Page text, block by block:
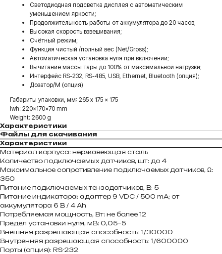
Светодиодная подсветка дисплея с автоматическим
уменьшением яркости;
Продолжительность работы от аккумулятора до 20 часов;
Высокая скорость взвешивания;
Счётный режим;
Функция чистый /полный вес (Net/Gross);
Автоматическая установка нуля при включении;
Вычитание массы тары до 100% от максимальной нагрузки;
Интерфейс RS-232, RS-485, USB, Ethernet, Bluetooth (опция);
Дозатор/М (опция)
Габариты упаковки, мм: 265 x 175 x 175
lwh: 220x170x70 mm
Weight: 2600 g
Характеристики
Файлы для скачивания
Характеристики
Материал корпуса: нержавеющая сталь
Количество подключаемых датчиков, шт: до 4
Максимальное сопротивление подключаемых датчиков, Ω:
350
Питание подключаемых тензодатчиков, В: 5
Питание индикатора: адаптер 9 VDC / 500 mA; от
аккумулятора 6 В / 4 Ah
Потребляемая мощность, Вт: не более 12
Предел установки нуля, мВ: 0,05–5
Внешняя разрешающая способность: 1/30000
Внутренняя разрешающая способность: 1/600000
Порты (опция): RS-232